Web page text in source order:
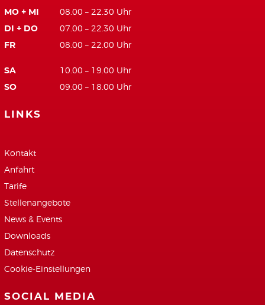
MO + MI 08.00 – 22.30 Uhr
DI + DO 07.00 – 22.30 Uhr
FR 08.00 – 22.00 Uhr
SA 10.00 – 19.00 Uhr
SO 09.00 – 18.00 Uhr
LINKS
Kontakt
Anfahrt
Tarife
Stellenangebote
News & Events
Downloads
Datenschutz
Cookie-Einstellungen
SOCIAL MEDIA